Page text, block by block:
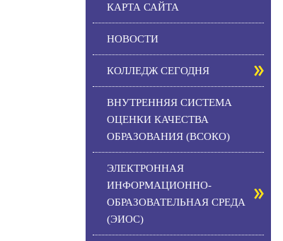
КАРТА САЙТА
НОВОСТИ
КОЛЛЕДЖ СЕГОДНЯ
ВНУТРЕННЯЯ СИСТЕМА
ОЦЕНКИ КАЧЕСТВА
ОБРАЗОВАНИЯ (ВСОКО)
ЭЛЕКТРОННАЯ
ИНФОРМАЦИОННО-
ОБРАЗОВАТЕЛЬНАЯ СРЕДА
(ЭИОС)